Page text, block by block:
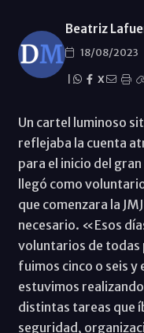
Beatriz
18/08/2023
X
Un cartel luminoso
reflejaba la cuenta
para el inicio del
llegó como
que comenzara la
necesario. «Esos
voluntarios de todas
fuimos cinco o seis y
estuvimos
distintas tareas que
seguridad,